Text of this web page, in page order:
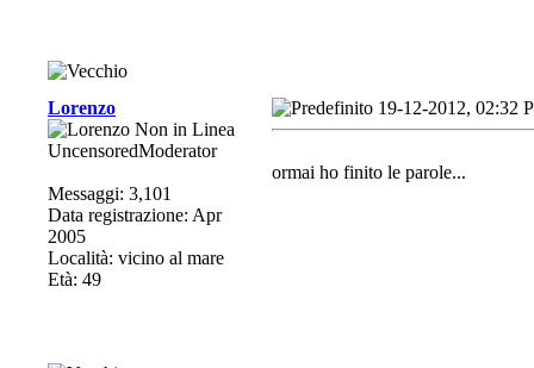
Lorenzo
UncensoredModerator
Messaggi: 3,101
Data registrazione: Apr
2005
Località: vicino al mare
Età: 49
19-12-2012, 02:32
ormai ho finito le parole...